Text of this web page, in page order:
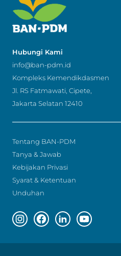
Hubungi Kami
info@ban-pdm.id
Kompleks Kemendikdasmen
Jl. RS Fatmawati, Cipete,
Jakarta Selatan 12410
Tentang BAN-PDM
Tanya & Jawab
Kebijakan Privasi
Syarat & Ketentuan
Unduhan